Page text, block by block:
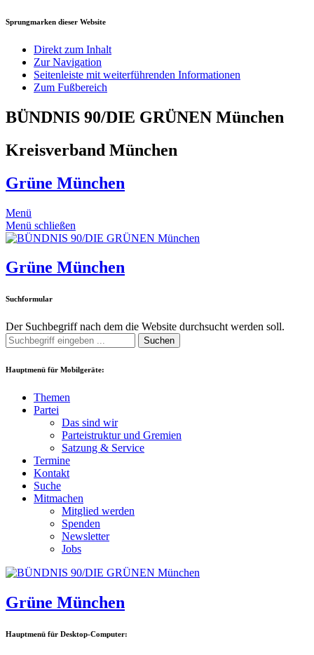
Sprungmarken dieser Website
Direkt zum Inhalt
Zur Navigation
Seitenleiste mit weiterführenden Informationen
Zum Fußbereich
BÜNDNIS 90/DIE GRÜNEN München
Kreisverband München
Grüne München
Menü
Menü schließen
Grüne München
Suchformular
Der Suchbegriff nach dem die Website durchsucht werden soll.
Suchen
Hauptmenü für Mobilgeräte:
Themen
Partei
Das sind wir
Parteistruktur und Gremien
Satzung & Service
Termine
Kontakt
Suche
Mitmachen
Mitglied werden
Spenden
Newsletter
Jobs
Grüne München
Hauptmenü für Desktop-Computer: